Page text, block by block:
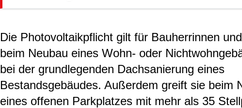
Die Photovoltaikpflicht gilt für Bauherrinnen
beim Neubau eines Wohn- oder
bei der grundlegenden Dachsanierung eines
Bestandsgebäudes. Außerdem greift sie beim
eines offenen Parkplatzes mit mehr als 35